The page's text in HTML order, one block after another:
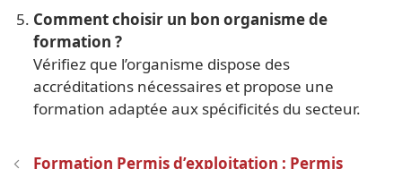
Comment choisir un bon organisme de
formation ?
Vérifiez que l’organisme dispose des
accréditations nécessaires et propose une
formation adaptée aux spécificités du secteur.
Navigation
Formation Permis d’exploitation : Permis